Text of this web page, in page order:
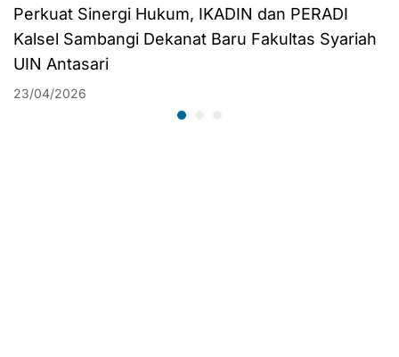
Perkuat Sinergi Hukum, IKADIN dan PERADI
Kalsel Sambangi Dekanat Baru Fakultas Syariah
UIN Antasari
23/04/2026